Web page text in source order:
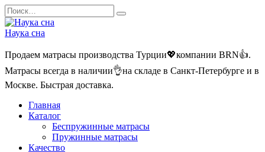
Перейти
к
содержанию
Search
for:
Наука сна
Продаем матрасы производства Турции💖компании BRN👍.
Матрасы всегда в наличии👌на складе в Санкт-Петербурге и в
Москве. Быстрая доставка.
Главная
Каталог
Беспружинные матрасы
Пружинные матрасы
Качество